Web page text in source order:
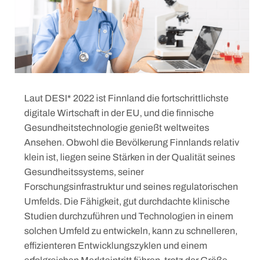
Laut DESI* 2022 ist Finnland die fortschrittlichste
digitale Wirtschaft in der EU, und die finnische
Gesundheitstechnologie genießt weltweites
Ansehen. Obwohl die Bevölkerung Finnlands relativ
klein ist, liegen seine Stärken in der Qualität seines
Gesundheitssystems, seiner
Forschungsinfrastruktur und seines regulatorischen
Umfelds. Die Fähigkeit, gut durchdachte klinische
Studien durchzuführen und Technologien in einem
solchen Umfeld zu entwickeln, kann zu schnelleren,
effizienteren Entwicklungszyklen und einem